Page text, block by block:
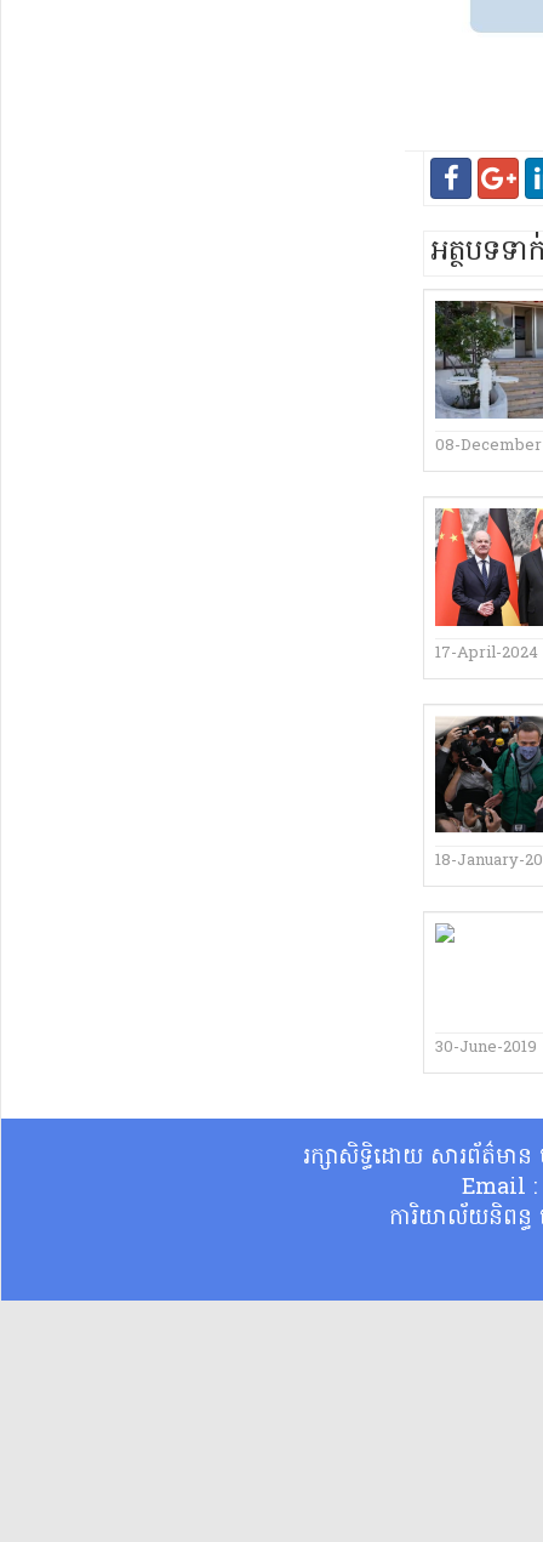
អត្ថបទទ
08-
17-April-2024
18-January-
30-June-2019
រក្សាសិទ្ធិដោយ សារព័ត៌មា
Email
ការិយាល័យនិពន្ធ